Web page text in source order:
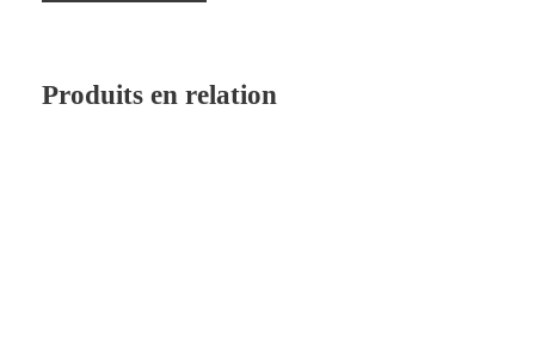
Produits en relation